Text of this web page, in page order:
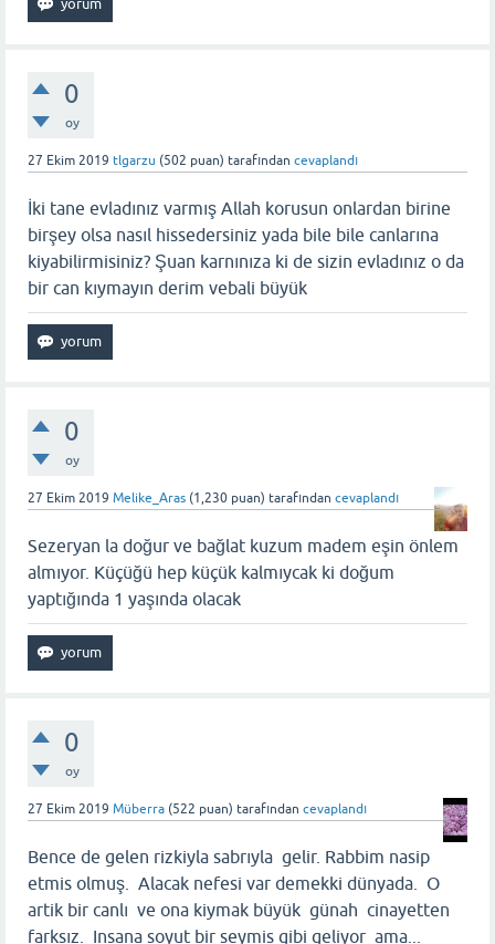
0
oy
27 Ekim 2019 tlgarzu (502 puan) tarafından cevaplandı
İki tane evladınız varmış Allah korusun onlardan birine
birşey olsa nasıl hissedersiniz yada bile bile canlarına
kiyabilirmisiniz? Şuan karnınıza ki de sizin evladınız o da
bir can kıymayın derim vebali büyük
0
oy
27 Ekim 2019 Melike_Aras (1,230 puan) tarafından cevaplandı
Sezeryan la doğur ve bağlat kuzum madem eşin önlem
almıyor. Küçüğü hep küçük kalmıycak ki doğum
yaptığında 1 yaşında olacak
0
oy
27 Ekim 2019 Müberra (522 puan) tarafından cevaplandı
Bence de gelen rizkiyla sabrıyla gelir. Rabbim nasip
etmis olmuş. Alacak nefesi var demekki dünyada. O
artik bir canlı ve ona kiymak büyük günah cinayetten
farksız. Insana soyut bir seymis gibi geliyor ama...